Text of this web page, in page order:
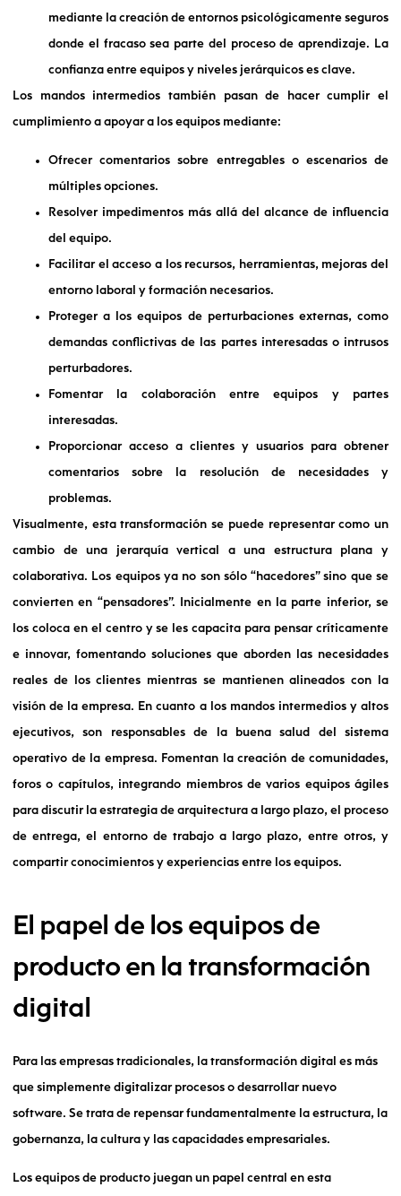
mediante la creación de entornos psicológicamente seguros
donde el fracaso sea parte del proceso de aprendizaje. La
confianza entre equipos y niveles jerárquicos es clave.
Los mandos intermedios también pasan de hacer cumplir el
cumplimiento a apoyar a los equipos mediante:
Ofrecer comentarios sobre entregables o escenarios de
múltiples opciones.
Resolver impedimentos más allá del alcance de influencia
del equipo.
Facilitar el acceso a los recursos, herramientas, mejoras del
entorno laboral y formación necesarios.
Proteger a los equipos de perturbaciones externas, como
demandas conflictivas de las partes interesadas o intrusos
perturbadores.
Fomentar la colaboración entre equipos y partes
interesadas.
Proporcionar acceso a clientes y usuarios para obtener
comentarios sobre la resolución de necesidades y
problemas.
Visualmente, esta transformación se puede representar como un
cambio de una jerarquía vertical a una estructura plana y
colaborativa. Los equipos ya no son sólo “hacedores” sino que se
convierten en “pensadores”. Inicialmente en la parte inferior, se
los coloca en el centro y se les capacita para pensar críticamente
e innovar, fomentando soluciones que aborden las necesidades
reales de los clientes mientras se mantienen alineados con la
visión de la empresa. En cuanto a los mandos intermedios y altos
ejecutivos, son responsables de la buena salud del sistema
operativo de la empresa. Fomentan la creación de comunidades,
foros o capítulos, integrando miembros de varios equipos ágiles
para discutir la estrategia de arquitectura a largo plazo, el proceso
de entrega, el entorno de trabajo a largo plazo, entre otros, y
compartir conocimientos y experiencias entre los equipos.
El papel de los equipos de
producto en la transformación
digital
Para las empresas tradicionales, la transformación digital es más
que simplemente digitalizar procesos o desarrollar nuevo
software. Se trata de repensar fundamentalmente la estructura, la
gobernanza, la cultura y las capacidades empresariales.
Los equipos de producto juegan un papel central en esta